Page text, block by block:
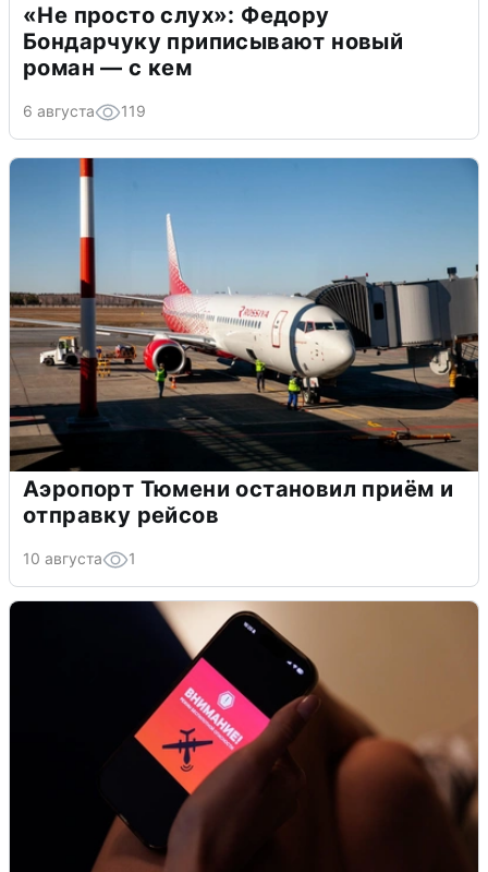
«Не просто слух»: Федору
Бондарчуку приписывают новый
роман — с кем
6 августа 119
Аэропорт Тюмени остановил приём и
отправку рейсов
10 августа 1